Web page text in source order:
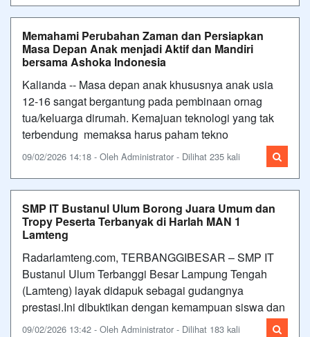
Memahami Perubahan Zaman dan Persiapkan
Masa Depan Anak menjadi Aktif dan Mandiri
bersama Ashoka Indonesia
Kalianda -- Masa depan anak khususnya anak usia
12-16 sangat bergantung pada pembinaan ornag
tua/keluarga dirumah. Kemajuan teknologi yang tak
terbendung memaksa harus paham tekno
09/02/2026 14:18 - Oleh Administrator - Dilihat 235 kali
SMP IT Bustanul Ulum Borong Juara Umum dan
Tropy Peserta Terbanyak di Harlah MAN 1
Lamteng
Radarlamteng.com, TERBANGGIBESAR – SMP IT
Bustanul Ulum Terbanggi Besar Lampung Tengah
(Lamteng) layak didapuk sebagai gudangnya
prestasi.Ini dibuktikan dengan kemampuan siswa dan
09/02/2026 13:42 - Oleh Administrator - Dilihat 183 kali